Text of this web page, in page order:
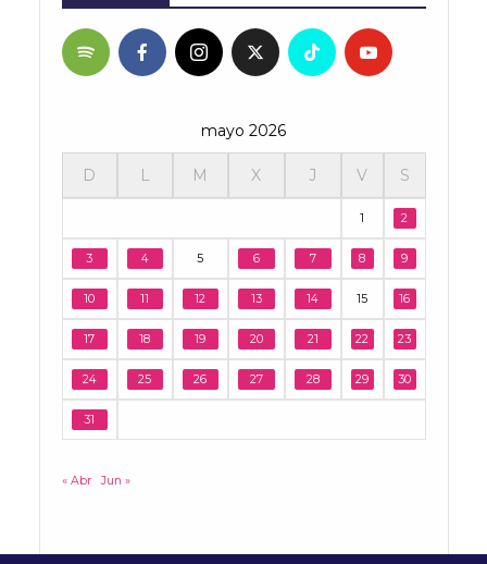
mayo 2026
D L M X J V S
1 2
3 4 5 6 7 8 9
10 11 12 13 14 15 16
17 18 19 20 21 22 23
24 25 26 27 28 29 30
31
« Abr Jun »